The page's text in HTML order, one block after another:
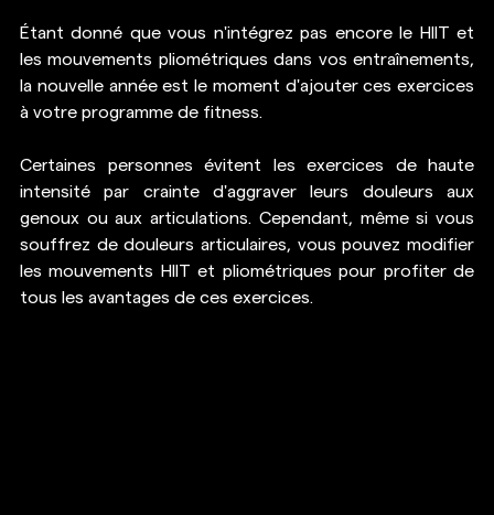
Étant donné que vous n'intégrez pas encore le HIIT et
les mouvements pliométriques dans vos entraînements,
la nouvelle année est le moment d'ajouter ces exercices
à votre programme de fitness.
Certaines personnes évitent les exercices de haute
intensité par crainte d'aggraver leurs douleurs aux
genoux ou aux articulations. Cependant, même si vous
souffrez de douleurs articulaires, vous pouvez modifier
les mouvements HIIT et pliométriques pour profiter de
tous les avantages de ces exercices.